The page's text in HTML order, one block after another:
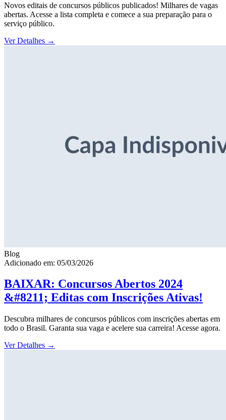
Novos editais de concursos públicos publicados! Milhares de vagas
abertas. Acesse a lista completa e comece a sua preparação para o
serviço público.
Ver Detalhes →
Blog
Adicionado em: 05/03/2026
BAIXAR: Concursos Abertos 2024
&#8211; Editas com Inscrições Ativas!
Descubra milhares de concursos públicos com inscrições abertas em
todo o Brasil. Garanta sua vaga e acelere sua carreira! Acesse agora.
Ver Detalhes →